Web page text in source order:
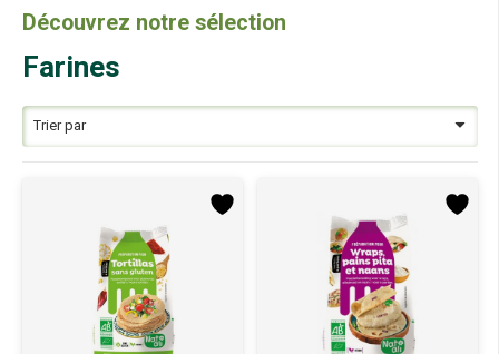
Découvrez notre sélection
Farines